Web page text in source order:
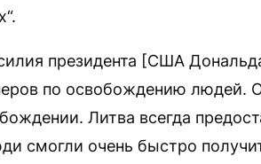
президента [США
по освобождению людей.
Литва всегда
смогли очень быстро